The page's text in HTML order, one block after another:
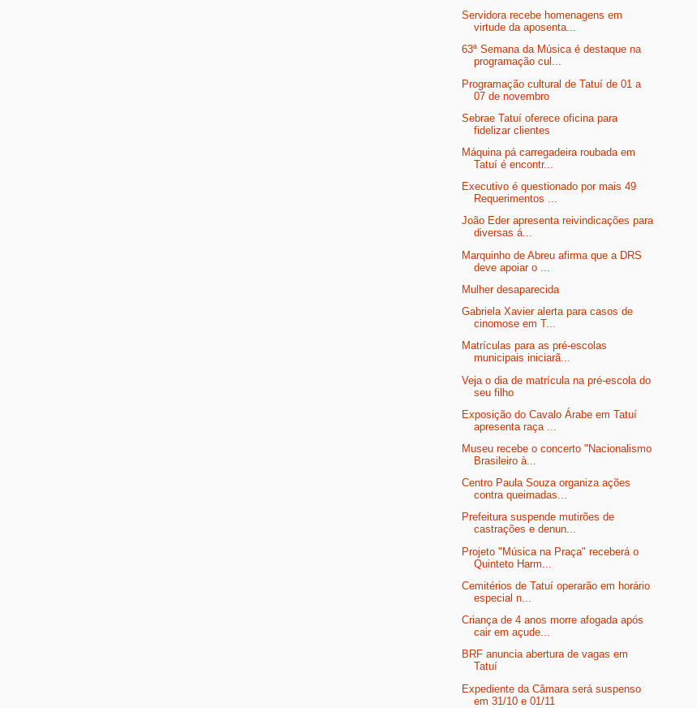
Servidora recebe homenagens em
virtude da aposenta...
63ª Semana da Música é destaque na
programação cul...
Programação cultural de Tatuí de 01 a
07 de novembro
Sebrae Tatuí oferece oficina para
fidelizar clientes
Máquina pá carregadeira roubada em
Tatuí é encontr...
Executivo é questionado por mais 49
Requerimentos ...
João Eder apresenta reivindicações para
diversas á...
Marquinho de Abreu afirma que a DRS
deve apoiar o ...
Mulher desaparecida
Gabriela Xavier alerta para casos de
cinomose em T...
Matrículas para as pré-escolas
municipais iniciarã...
Veja o dia de matrícula na pré-escola do
seu filho
Exposição do Cavalo Árabe em Tatuí
apresenta raça ...
Museu recebe o concerto "Nacionalismo
Brasileiro à...
Centro Paula Souza organiza ações
contra queimadas...
Prefeitura suspende mutirões de
castrações e denun...
Projeto "Música na Praça" receberá o
Quinteto Harm...
Cemitérios de Tatuí operarão em horário
especial n...
Criança de 4 anos morre afogada após
cair em açude...
BRF anuncia abertura de vagas em
Tatuí
Expediente da Câmara será suspenso
em 31/10 e 01/11